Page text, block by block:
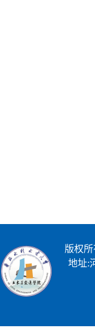
版权
地址: